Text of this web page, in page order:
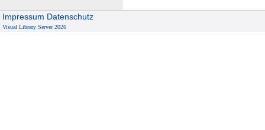
Impressum Datenschutz
Visual Library Server 2026